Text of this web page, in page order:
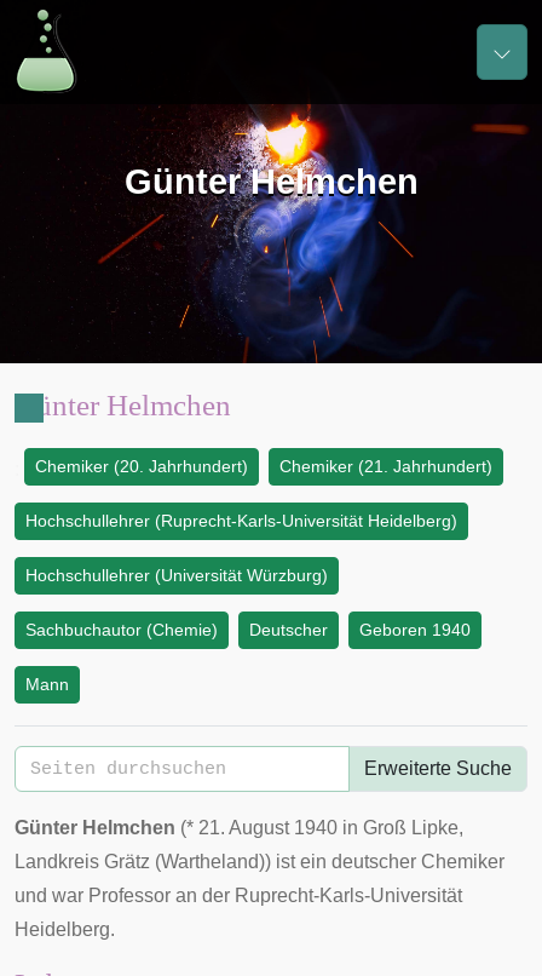
Günter Helmchen
Günter Helmchen
Chemiker (20. Jahrhundert) Chemiker (21. Jahrhundert)
Hochschullehrer (Ruprecht-Karls-Universität Heidelberg)
Hochschullehrer (Universität Würzburg)
Sachbuchautor (Chemie) Deutscher Geboren 1940
Mann
Erweiterte Suche
Günter Helmchen (* 21. August 1940 in Groß Lipke,
Landkreis Grätz (Wartheland)) ist ein deutscher Chemiker
und war Professor an der Ruprecht-Karls-Universität
Heidelberg.